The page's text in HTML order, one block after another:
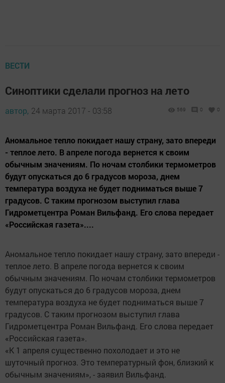
ВЕСТИ
Синоптики сделали прогноз на лето
автор, 24 марта 2017 - 03:58 569 0 0
Аномальное тепло покидает нашу страну, зато впереди
- теплое лето. В апреле погода вернется к своим
обычным значениям. По ночам столбики термометров
будут опускаться до 6 градусов мороза, днем
температура воздуха не будет подниматься выше 7
градусов. С таким прогнозом выступил глава
Гидрометцентра Роман Вильфанд. Его слова передает
«Российская газета»....
Аномальное тепло покидает нашу страну, зато впереди -
теплое лето. В апреле погода вернется к своим
обычным значениям. По ночам столбики термометров
будут опускаться до 6 градусов мороза, днем
температура воздуха не будет подниматься выше 7
градусов. С таким прогнозом выступил глава
Гидрометцентра Роман Вильфанд. Его слова передает
«Российская газета».
«К 1 апреля существенно похолодает и это не
шуточный прогноз. Это температурный фон, близкий к
обычным значениям», - заявил Вильфанд.